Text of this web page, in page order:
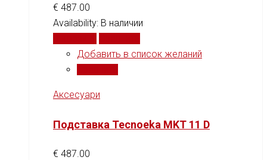
€ 487.00
Availability: В наличии
Добавить в список желаний
Аксесуари
Подставка Tecnoeka MKT 11 D
€ 487.00